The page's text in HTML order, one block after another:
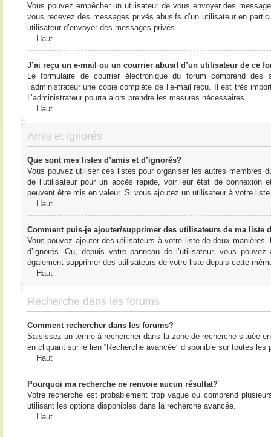
Vous pouvez empêcher un utilisateur de vous envoyer des
vous recevez des messages privés abusifs d’un utilisateur en
utilisateur d’envoyer des messages privés.
Haut
J’ai reçu un e-mail ou un courrier abusif d’un utilisateur de ce
Le formulaire de courrier électronique du forum comprend
l’administrateur une copie complète de l’e-mail reçu. Il est très
L’administrateur pourra alors prendre les mesures nécessaires.
Haut
Amis et ignorés
Que sont mes listes d’amis et d’ignorés?
Vous pouvez utiliser ces listes pour organiser les autres membres
de l’utilisateur pour un accès rapide, voir leur état de connexion
peuvent être mis en valeur. Si vous ajoutez un utilisateur à votre
Haut
Comment puis-je ajouter/supprimer des utilisateurs de ma liste
Vous pouvez ajouter des utilisateurs à votre liste de deux
d’ignorés. Ou, depuis votre panneau de l’utilisateur, vous
également supprimer des utilisateurs de votre liste depuis cette
Haut
Recherche dans les forums
Comment rechercher dans les forums?
Saisissez un terme à rechercher dans la zone de recherche située
en cliquant sur le lien “Recherche avancée” disponible sur toutes
Haut
Pourquoi ma recherche ne renvoie aucun résultat?
Votre recherche est probablement trop vague ou comprend
utilisant les options disponibles dans la recherche avancée.
Haut